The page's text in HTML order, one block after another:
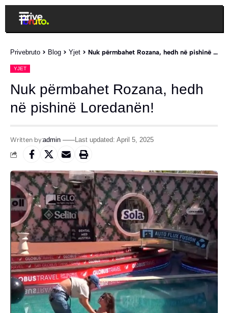
Privebruto > Blog > Yjet > Nuk përmbahet Rozana, hedh në pishinë Loredanën!
YJET
Nuk përmbahet Rozana, hedh
në pishinë Loredanën!
Written by:admin Last updated: April 5, 2025